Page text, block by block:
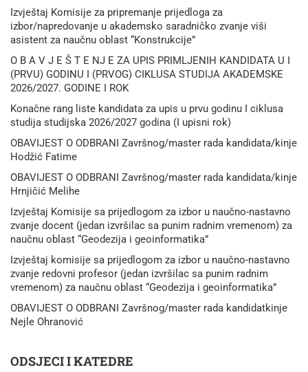
Izvještaj Komisije za pripremanje prijedloga za
izbor/napredovanje u akademsko saradničko zvanje viši
asistent za naučnu oblast “Konstrukcije”
O B A V J E Š T E NJ E ZA UPIS PRIMLJENIH KANDIDATA U I
(PRVU) GODINU I (PRVOG) CIKLUSA STUDIJA AKADEMSKE
2026/2027. GODINE I ROK
Konačne rang liste kandidata za upis u prvu godinu I ciklusa
studija studijska 2026/2027 godina (I upisni rok)
OBAVIJEST O ODBRANI Završnog/master rada kandidata/kinje
Hodžić Fatime
OBAVIJEST O ODBRANI Završnog/master rada kandidata/kinje
Hrnjičić Melihe
Izvještaj Komisije sa prijedlogom za izbor u naučno-nastavno
zvanje docent (jedan izvršilac sa punim radnim vremenom) za
naučnu oblast “Geodezija i geoinformatika”
Izvještaj komisije sa prijedlogom za izbor u naučno-nastavno
zvanje redovni profesor (jedan izvršilac sa punim radnim
vremenom) za naučnu oblast “Geodezija i geoinformatika”
OBAVIJEST O ODBRANI Završnog/master rada kandidatkinje
Nejle Ohranović
ODSJECI I KATEDRE